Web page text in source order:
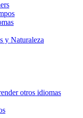
y Naturaleza
otros idiomas